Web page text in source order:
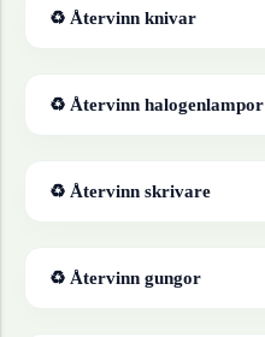
♻ Återvinn knivar
♻ Återvinn halogenlampor
♻ Återvinn skrivare
♻ Återvinn gungor